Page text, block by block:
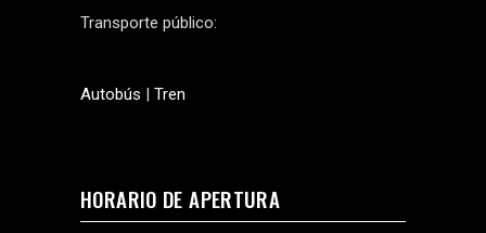
Transporte público:
Autobús Tren
HORARIO DE APERTURA